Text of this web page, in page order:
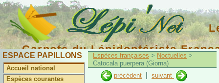
Carnets du Lépidoptériste
ESPACE PAPILLONS
Accueil national
Espèces courantes
Espèces françaises > Noctuelles >
Catocala puerpera (Giorna)
précédent
suivant